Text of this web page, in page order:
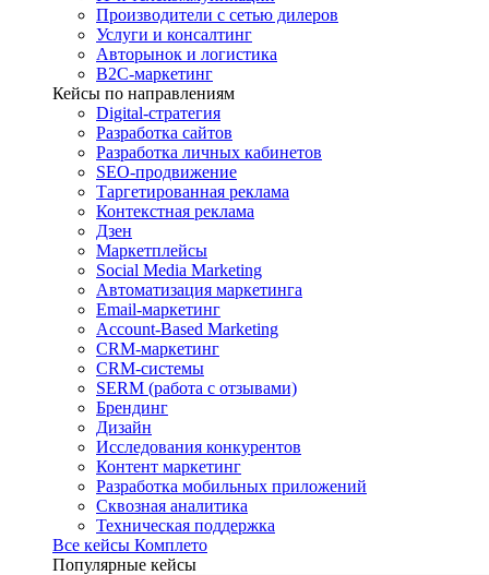
Производители с сетью дилеров
Услуги и консалтинг
Авторынок и логистика
B2С-маркетинг
Кейсы по направлениям
Digital-стратегия
Разработка сайтов
Разработка личных кабинетов
SEO-продвижение
Таргетированная реклама
Контекстная реклама
Дзен
Маркетплейсы
Social Media Marketing
Автоматизация маркетинга
Email-маркетинг
Account-Based Marketing
CRM-маркетинг
CRM-системы
SERM (работа с отзывами)
Брендинг
Дизайн
Исследования конкурентов
Контент маркетинг
Разработка мобильных приложений
Сквозная аналитика
Техническая поддержка
Все кейсы Комплето
Популярные кейсы